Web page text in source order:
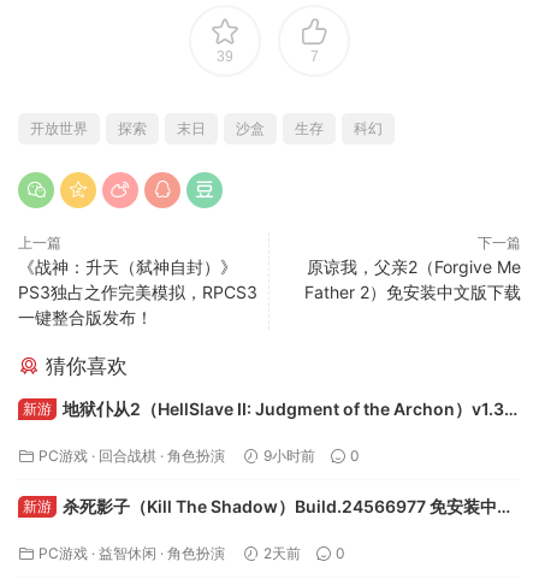
39 7
开放世界 探索 末日 沙盒 生存 科幻
上一篇
《战神：升天（弑神自封）》
PS3独占之作完美模拟，RPCS3
一键整合版发布！​
下一篇
原谅我，父亲2（Forgive Me
Father 2）免安装中文版下载
猜你喜欢
新游 地狱仆从2（HellSlave II: Judgment of the Archon）v1.3.0
PC游戏 · 回合战棋 · 角色扮演 9小时前 0
新游 杀死影子（Kill The Shadow）Build.24566977 免安装中文
PC游戏 · 益智休闲 · 角色扮演 2天前 0